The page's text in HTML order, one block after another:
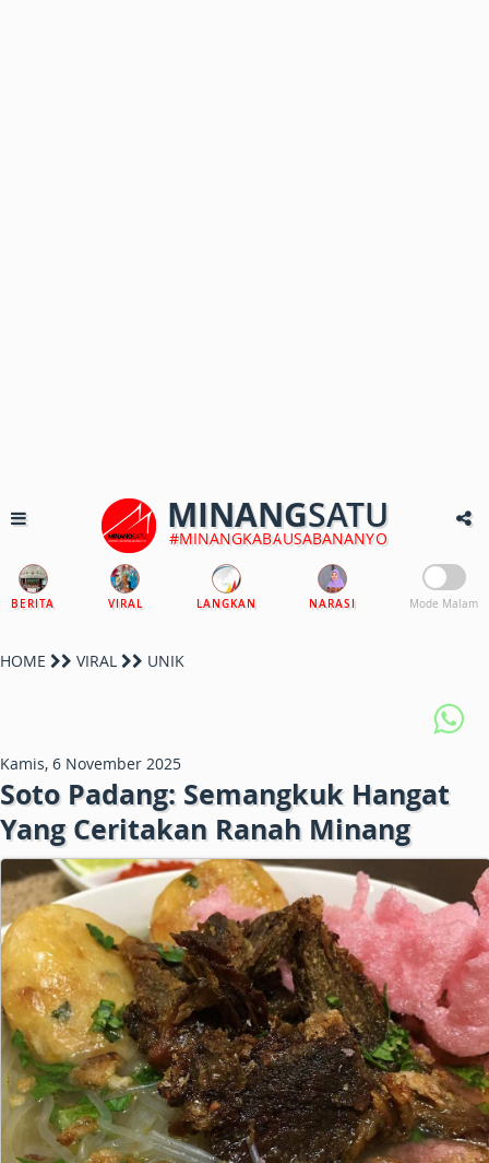
MINANGSATU
#MINANGKABAUSABANANYO
BERITA VIRAL LANGKAN NARASI Mode Malam
HOME VIRAL UNIK
Kamis, 6 November 2025
Soto Padang: Semangkuk Hangat
Yang Ceritakan Ranah Minang